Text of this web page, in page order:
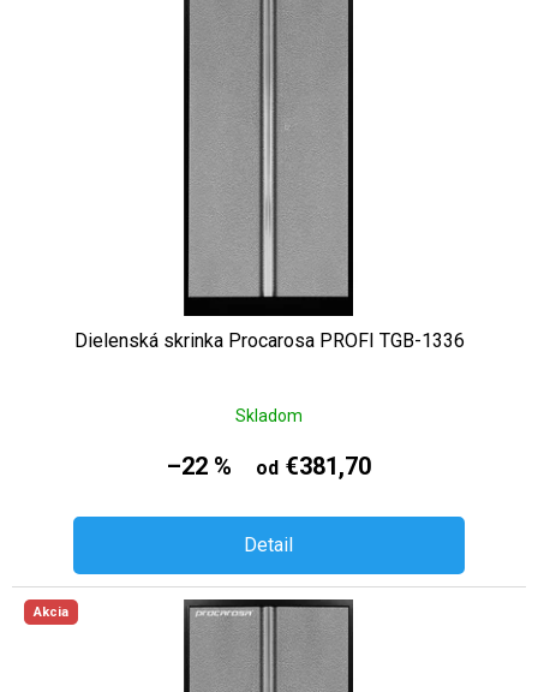
Dielenská skrinka Procarosa PROFI TGB-1336
Skladom
–22 % od €381,70
Detail
Akcia